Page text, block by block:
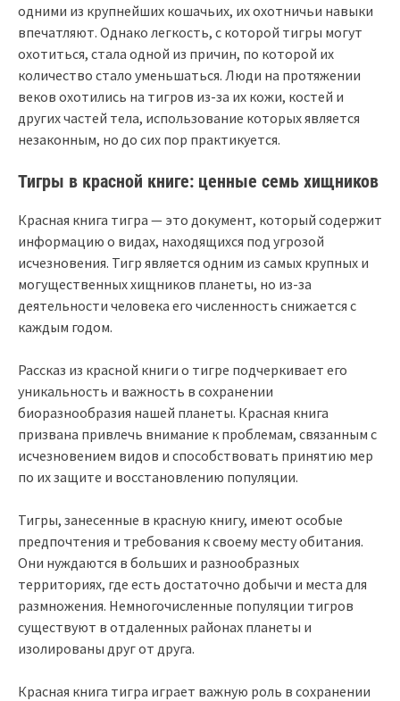
одними из крупнейших кошачьих, их охотничьи навыки
впечатляют. Однако легкость, с которой тигры могут
охотиться, стала одной из причин, по которой их
количество стало уменьшаться. Люди на протяжении
веков охотились на тигров из-за их кожи, костей и
других частей тела, использование которых является
незаконным, но до сих пор практикуется.
Тигры в красной книге: ценные семь хищников
Красная книга тигра — это документ, который содержит
информацию о видах, находящихся под угрозой
исчезновения. Тигр является одним из самых крупных и
могущественных хищников планеты, но из-за
деятельности человека его численность снижается с
каждым годом.
Рассказ из красной книги о тигре подчеркивает его
уникальность и важность в сохранении
биоразнообразия нашей планеты. Красная книга
призвана привлечь внимание к проблемам, связанным с
исчезновением видов и способствовать принятию мер
по их защите и восстановлению популяции.
Тигры, занесенные в красную книгу, имеют особые
предпочтения и требования к своему месту обитания.
Они нуждаются в больших и разнообразных
территориях, где есть достаточно добычи и места для
размножения. Немногочисленные популяции тигров
существуют в отдаленных районах планеты и
изолированы друг от друга.
Красная книга тигра играет важную роль в сохранении